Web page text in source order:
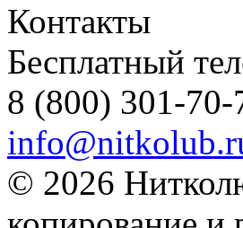
Контакты
Бесплатный
8 (800) 301-70-
© 2026